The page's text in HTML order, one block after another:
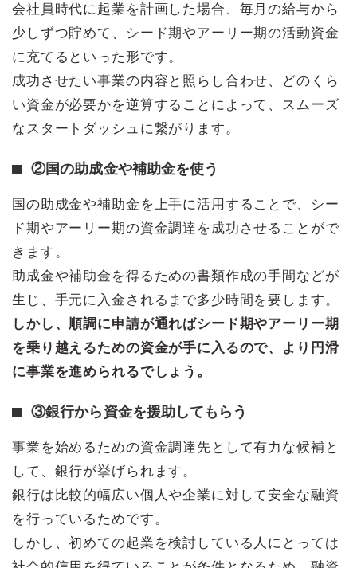
会社員時代に起業を計画した場合、毎月の給与から
少しずつ貯めて、シード期やアーリー期の活動資金
に充てるといった形です。
成功させたい事業の内容と照らし合わせ、どのくら
い資金が必要かを逆算することによって、スムーズ
なスタートダッシュに繋がります。
②国の助成金や補助金を使う
国の助成金や補助金を上手に活用することで、シー
ド期やアーリー期の資金調達を成功させることがで
きます。
助成金や補助金を得るための書類作成の手間などが
生じ、手元に入金されるまで多少時間を要します。
しかし、順調に申請が通ればシード期やアーリー期
を乗り越えるための資金が手に入るので、より円滑
に事業を進められるでしょう。
③銀行から資金を援助してもらう
事業を始めるための資金調達先として有力な候補と
して、銀行が挙げられます。
銀行は比較的幅広い個人や企業に対して安全な融資
を行っているためです。
しかし、初めての起業を検討している人にとっては